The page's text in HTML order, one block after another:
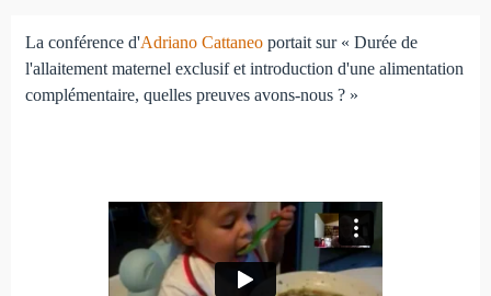
La conférence d'Adriano Cattaneoportait sur « Durée de
l'allaitement maternel exclusif et introduction d'une alimentation
complémentaire, quelles preuves avons-nous ? »